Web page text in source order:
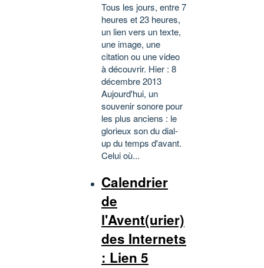
Tous les jours, entre 7
heures et 23 heures,
un lien vers un texte,
une image, une
citation ou une video
à découvrir. Hier : 8
décembre 2013
Aujourd'hui, un
souvenir sonore pour
les plus anciens : le
glorieux son du dial-
up du temps d'avant.
Celui où...
Calendrier
de
l'Avent(urier)
des Internets
: Lien 5